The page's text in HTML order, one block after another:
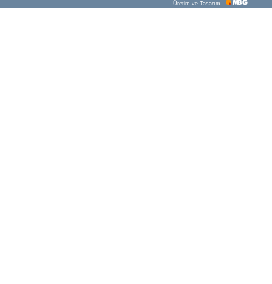
Üretim ve Tasarım